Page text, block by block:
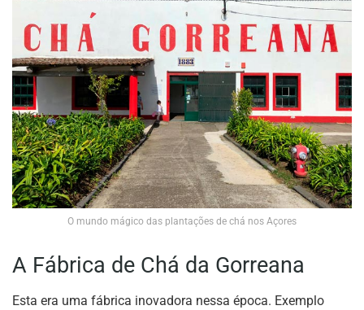
O mundo mágico das plantações de chá nos Açores
A Fábrica de Chá da Gorreana
Esta era uma fábrica inovadora nessa época. Exemplo